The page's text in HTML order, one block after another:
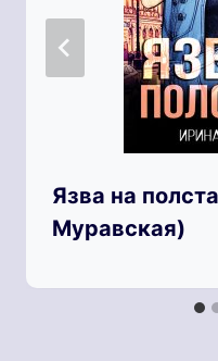
Язва на
Муравская)